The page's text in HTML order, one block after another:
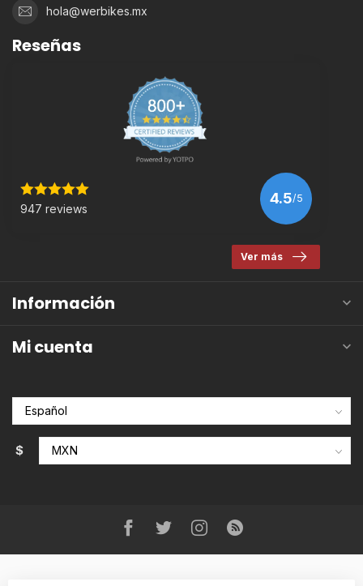
hola@werbikes.mx
Reseñas
947 reviews
4.5/5
Ver más
Información
Mi cuenta
$